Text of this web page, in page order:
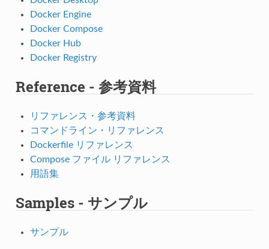
Docker Engine
Docker Compose
Docker Hub
Docker Registry
Reference - 参考資料
リファレンス・参考資料
コマンドライン・リファレンス
Dockerfile リファレンス
Compose ファイル リファレンス
用語集
Samples - サンプル
サンプル